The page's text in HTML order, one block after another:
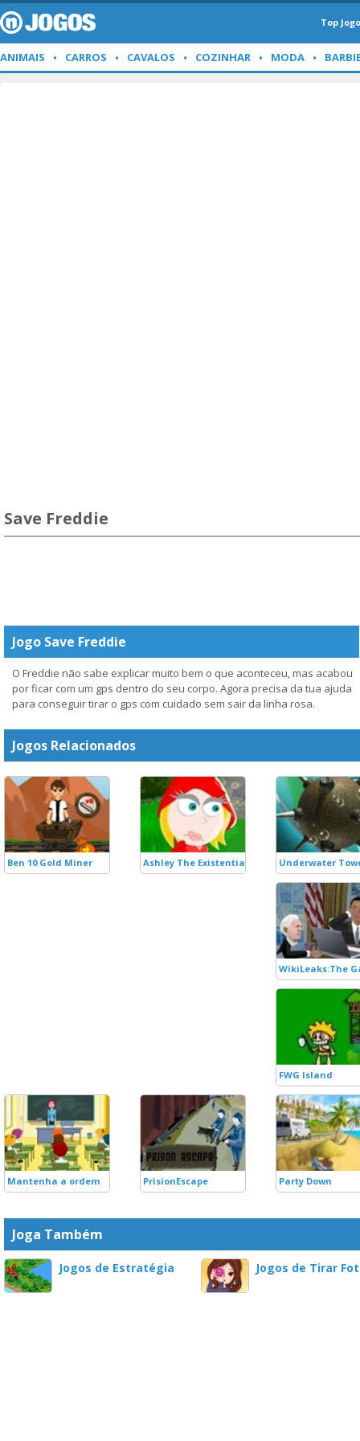
Top
ANIMAIS CARROS CAVALOS COZINHAR MODA
Save Freddie
Jogo Save Freddie
O Freddie não sabe explicar muito bem o que aconteceu, mas acabou
por ficar com um gps dentro do seu corpo. Agora precisa da tua ajuda
para conseguir tirar o gps com cuidado sem sair da linha rosa.
Jogos Relacionados
Ben 10 Gold Miner Ashley The Existentialist Underwater
WikiLeaks:The
FWG Island
Mantenha a ordem PrisionEscape Party Down
Joga Também
Jogos de Estratégia Jogos de Tirar